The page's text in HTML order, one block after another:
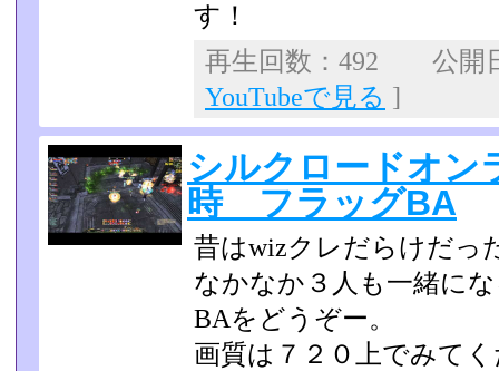
す！
再生回数：492 公開
YouTubeで見る ]
シルクロードオン
時 フラッグBA
昔はwizクレだらけだっ
なかなか３人も一緒に
BAをどうぞー。
画質は７２０上でみて